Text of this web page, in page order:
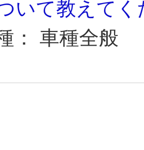
いて教えてく
：
車種全般